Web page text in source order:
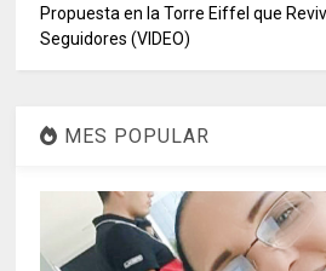
Propuesta en la Torre Eiffel que
Seguidores (VIDEO)
MES POPULAR